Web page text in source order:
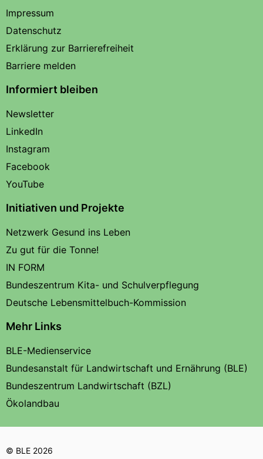
Impressum
Datenschutz
Erklärung zur Barrierefreiheit
Barriere melden
Informiert bleiben
Newsletter
LinkedIn
Instagram
Facebook
YouTube
Initiativen und Projekte
Netzwerk Gesund ins Leben
Zu gut für die Tonne!
IN FORM
Bundeszentrum Kita- und Schulverpflegung
Deutsche Lebensmittelbuch-Kommission
Mehr Links
BLE-Medienservice
Bundesanstalt für Landwirtschaft und Ernährung (BLE)
Bundeszentrum Landwirtschaft (BZL)
Ökolandbau
© BLE 2026